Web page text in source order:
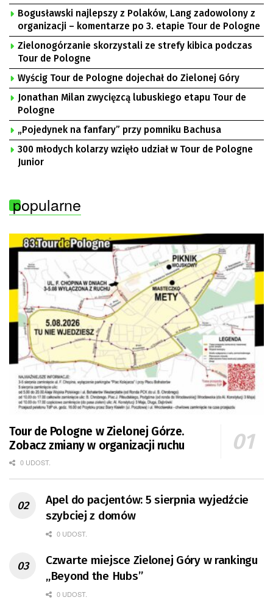
Bogusławski najlepszy z Polaków, Lang zadowolony z
organizacji – komentarze po 3. etapie Tour de Pologne
Zielonogórzanie skorzystali ze strefy kibica podczas
Tour de Pologne
Wyścig Tour de Pologne dojechał do Zielonej Góry
Jonathan Milan zwycięzcą lubuskiego etapu Tour de
Pologne
„Pojedynek na fanfary” przy pomniku Bachusa
300 młodych kolarzy wzięło udział w Tour de Pologne
Junior
popularne
Tour de Pologne w Zielonej Górze.
Zobacz zmiany w organizacji ruchu
0 UDOST.
Apel do pacjentów: 5 sierpnia wyjedźcie
szybciej z domów
0 UDOST.
Czwarte miejsce Zielonej Góry w rankingu
„Beyond the Hubs”
0 UDOST.